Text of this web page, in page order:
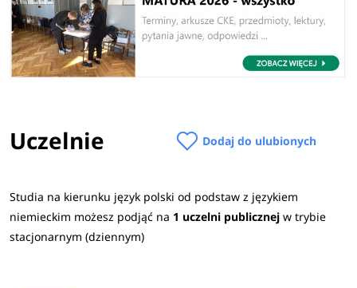
Uczelnie Dodaj do ulubionych
Studia na kierunku język polski od podstaw z językiem
niemieckim możesz podjąć na 1 uczelni publicznejw trybie
stacjonarnym (dziennym)